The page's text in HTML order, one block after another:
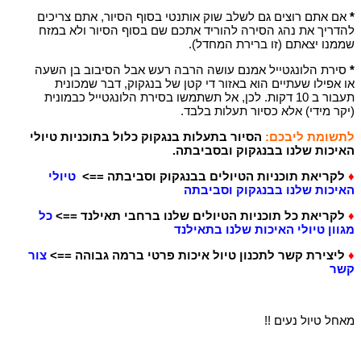
* אם אתם רוצים גם לשלב שוק אותנטי בסוף הסיור, אתם צריכים
להדריך את נהג הסירה להוריד אתכם שם בסוף הסיור ולא במזח
שממנו יצאתם (זו ברירת המחדל).
* סירת הלונגטייל אמנם עושה הרבה רעש אבל הסיבוב בן השעה
או אפילו שעתיים הוא באזור די קטן של בנגקוק, דבר שמכונית
תעבור ב 10 דקות. לכן, אל תשתמשו בסירת הלונגטייל כבמונית
(יקר מידי) אלא כסיור תעלות בלבד.
לתשומת ליבכם: הסיור בתעלות בנגקוק כלול בתוכניות טיולי
האיכות שלנו בבנגקוק ובסביבתה.
♦ לקריאת תוכניות הטיולים בבנגקוק וסביבתה ==> טיולי
האיכות שלנו בבנגקוק וסביבתה
♦ לקריאת כל תוכניות הטיולים שלנו ברחבי תאילנד ==> כל
מגוון טיולי האיכות שלנו בתאילנד
♦ ליצירת קשר לתכנון טיול איכות פרטי ברמה גבוהה ==> צור
קשר
מאחל טיול נעים !!